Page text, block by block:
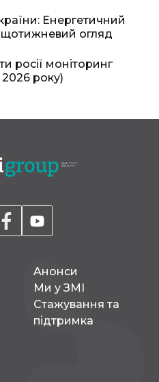
Енергетичний
щотижневий огляд
росії моніторинг
2026 року)
Aнонси
Ми у ЗМІ
Стажування та
підтримка